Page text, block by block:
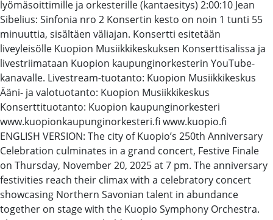
lyömäsoittimille ja orkesterille (kantaesitys) 2:00:10 Jean
Sibelius: Sinfonia nro 2 Konsertin kesto on noin 1 tunti 55
minuuttia, sisältäen väliajan. Konsertti esitetään
liveyleisölle Kuopion Musiikkikeskuksen Konserttisalissa ja
livestriimataan Kuopion kaupunginorkesterin YouTube-
kanavalle. Livestream-tuotanto: Kuopion Musiikkikeskus
Ääni- ja valotuotanto: Kuopion Musiikkikeskus
Konserttituotanto: Kuopion kaupunginorkesteri
www.kuopionkaupunginorkesteri.fi www.kuopio.fi
ENGLISH VERSION: The city of Kuopio’s 250th Anniversary
Celebration culminates in a grand concert, Festive Finale
on Thursday, November 20, 2025 at 7 pm. The anniversary
festivities reach their climax with a celebratory concert
showcasing Northern Savonian talent in abundance
together on stage with the Kuopio Symphony Orchestra.